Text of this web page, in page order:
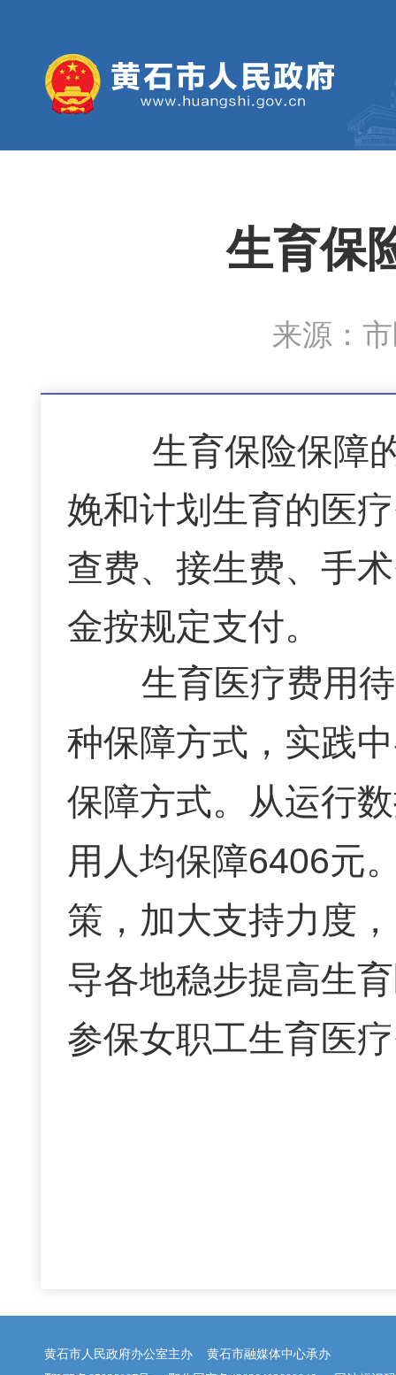
生育保
来源：
生育保险保障
娩和计划生育的医
查费、接生费、手
金按规定支付。
生育医疗费用待
种保障方式，实践
保障方式。从运行
用人均保障6406元
策，加大支持力度
导各地稳步提高生
参保女职工生育医
黄石市人民政府办公室主办 黄石市融媒体中心承办